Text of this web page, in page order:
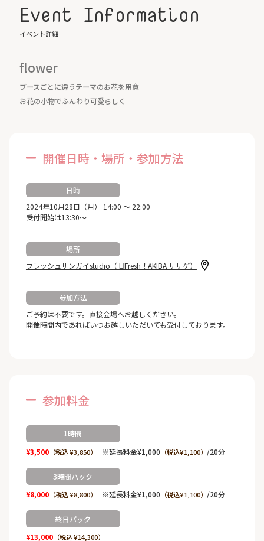
Event Information
イベント詳細
flower
ブースごとに違うテーマのお花を用意
お花の小物でふんわり可愛らしく
開催日時・場所・参加方法
日時
2024年10月28日（月） 14:00 ～ 22:00
受付開始は13:30～
場所
フレッシュサンガイstudio（旧Fresh！AKIBA ササゲ）
参加方法
ご予約は不要です。直接会場へお越しください。
開催時間内であればいつお越しいただいても受付しております。
参加料金
1時間
¥3,500（税込 ¥3,850） ※延長料金¥1,000 （税込¥1,100） /20分
3時間パック
¥8,000（税込 ¥8,800） ※延長料金¥1,000 （税込¥1,100） /20分
終日パック
¥13,000（税込 ¥14,300）